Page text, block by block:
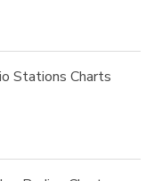
Stations Charts